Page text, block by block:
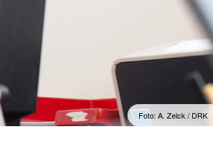
Psychosoziale Notfallversorgung
Rettungsdienst
Rettungshundearbeit
Sanitätsdienst
Schnelleinsatzgruppen
Foto: A. Zelck / DRK